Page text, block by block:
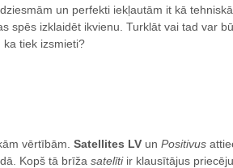
un perfekti iekļautām it kā
spēs izklaidēt ikvienu. Turklāt vai tad var
tiek izsmieti?
vērtībām. Satellites LV un Positivus
Kopš tā brīža satelītiir klausītājus